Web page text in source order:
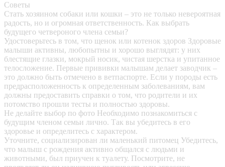
Советы
Стать хозяином собаки или кошки – это не только невероятная
радость, но и огромная ответственность. Как выбрать
будущего четвероного члена семьи?
Удостоверьтесь в том, что щенок или котенок здоров Здоровые
малыши активны, любопытны и хорошо выглядят: у них
блестящие глазки, мокрый носик, чистая шерстка и упитанное
телосложение. Первые прививки малышам делает заводчик –
это должно быть отмечено в ветпаспорте. Если у породы есть
предрасположенность к определенным заболеваниям, вам
должны предоставить справки о том, что родители и их
потомство прошли тесты и полностью здоровы.
Не делайте выбор по фото Необходимо познакомиться с
будущим членом семьи лично. Так вы убедитесь в его
здоровье и определитесь с характером.
Уточните, социализирован ли маленький питомец Убедитесь,
что малыш с рождения активно общался с людьми и
животными, был приучен к туалету. Посмотрите, не